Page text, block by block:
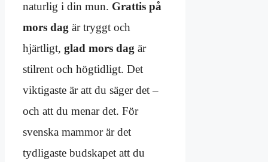
naturlig i din mun. Grattis på
mors dag är tryggt och
hjärtligt, glad mors dag är
stilrent och högtidligt. Det
viktigaste är att du säger det –
och att du menar det. För
svenska mammor är det
tydligaste budskapet att du